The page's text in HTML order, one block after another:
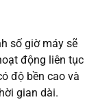
số giờ máy sẽ
động liên tục
độ bền cao và
gian dài.